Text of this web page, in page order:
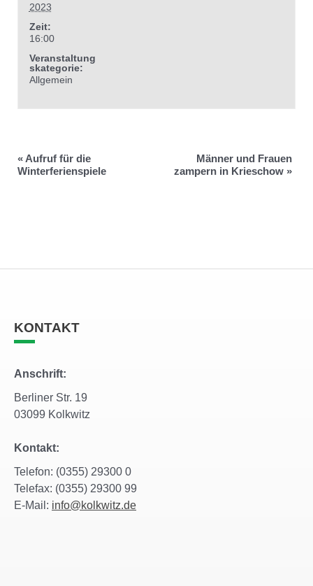
2023
Zeit:
16:00
Veranstaltung
skategorie:
Allgemein
«Aufruf für die
Winterferienspiele
Männer und Frauen
zampern in Krieschow »
KONTAKT
Anschrift:
Berliner Str. 19
03099 Kolkwitz
Kontakt:
Telefon: (0355) 29300 0
Telefax: (0355) 29300 99
E-Mail: info@kolkwitz.de